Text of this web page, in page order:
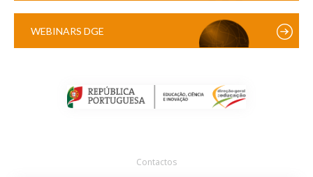
WEBINARS DGE
Contactos